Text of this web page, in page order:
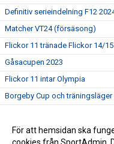
Definitiv serieindelning F12
Matcher VT24 (försäsong)
Flickor 11 tränade Flickor 14/15
Gåsacupen 2023
Flickor 11 intar Olympia
Borgeby Cup och träningsläger
Gya Cup 2023
För att hemsidan ska